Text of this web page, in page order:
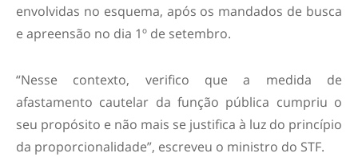
envolvidas no esquema, após os mandados de busca
e apreensão no dia 1º de setembro.
“Nesse contexto, verifico que a medida de
afastamento cautelar da função pública cumpriu o
seu propósito e não mais se justifica à luz do princípio
da proporcionalidade”, escreveu o ministro do STF.